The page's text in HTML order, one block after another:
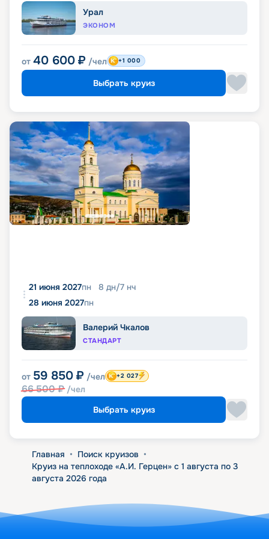
Урал
ЭКОНОМ
от 40 600 ₽ /чел +1 000
Выбрать круиз
21 июня 2027пн 8 дн/7 нч
28 июня 2027пн
Валерий Чкалов
СТАНДАРТ
от 59 850 ₽ /чел
66 500₽ /чел
+2 027
Выбрать круиз
Главная • Поиск круизов •
Круиз на теплоходе «А.И. Герцен» с 1 августа по 3
августа 2026 года